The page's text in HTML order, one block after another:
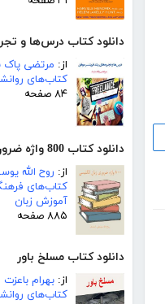
دانلود کتاب درس‌ها و
از: مرتضی پاک
کتاب‌های
۸۴ صفحه
دانلود کتاب 800 واژه ضروری زبان انگلیسی
از: روح الله
کتاب‌های
آموزش زبان
۸۸۵ صفحه
دانلود کتاب مسلخ باور
از: بهرام باعزت
کتاب‌های